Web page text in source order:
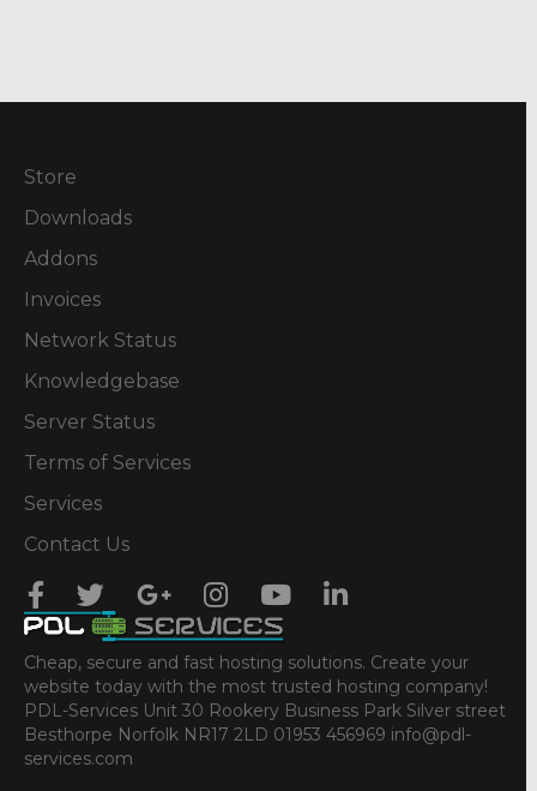
Store
Downloads
Addons
Invoices
Network Status
Knowledgebase
Server Status
Terms of Services
Services
Contact Us
Cheap, secure and fast hosting solutions. Create your
website today with the most trusted hosting company!
PDL-Services Unit 30 Rookery Business Park Silver street
Besthorpe Norfolk NR17 2LD 01953 456969 info@pdl-
services.com